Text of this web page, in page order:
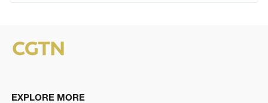
EXPLORE MORE